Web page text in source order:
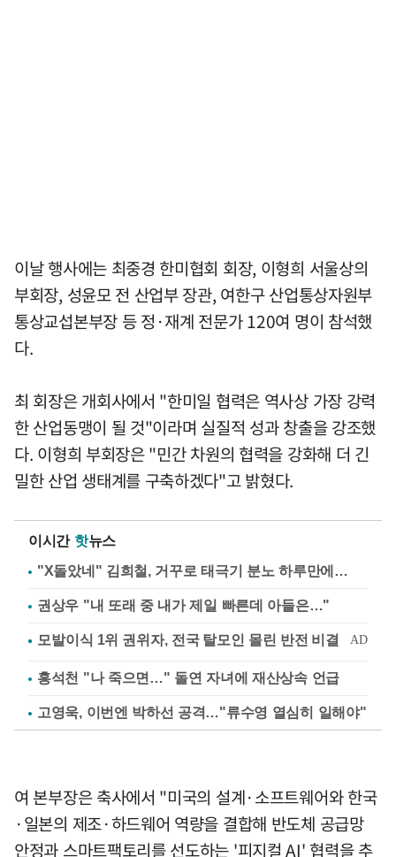
이날 행사에는 최중경 한미협회 회장, 이형희 서울상의
부회장, 성윤모 전 산업부 장관, 여한구 산업통상자원부
통상교섭본부장 등 정·재계 전문가 120여 명이 참석했
다.
최 회장은 개회사에서 "한미일 협력은 역사상 가장 강력
한 산업동맹이 될 것"이라며 실질적 성과 창출을 강조했
다. 이형희 부회장은 "민간 차원의 협력을 강화해 더 긴
밀한 산업 생태계를 구축하겠다"고 밝혔다.
이시간 핫뉴스
"X돌았네" 김희철, 거꾸로 태극기 분노 하루만에…
권상우 "내 또래 중 내가 제일 빠른데 아들은…"
홍석천 "나 죽으면…" 돌연 자녀에 재산상속 언급
고영욱, 이번엔 박하선 공격…"류수영 열심히 일해야"
여 본부장은 축사에서 "미국의 설계·소프트웨어와 한국
·일본의 제조·하드웨어 역량을 결합해 반도체 공급망
안정과 스마트팩토리를 선도하는 '피지컬 AI' 협력을 추